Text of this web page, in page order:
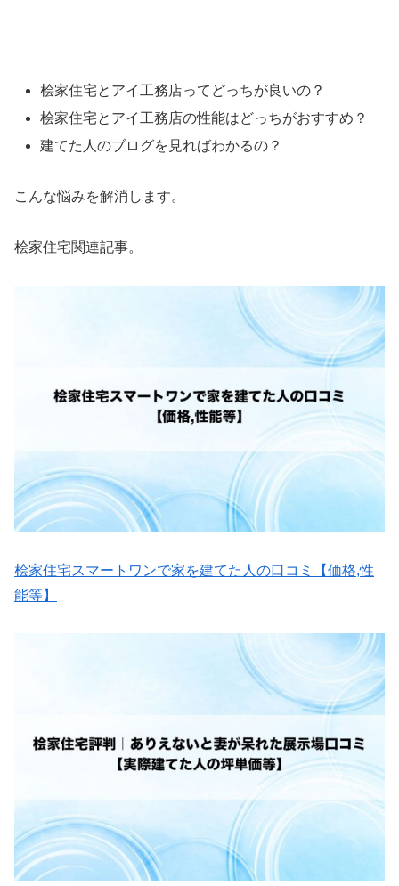
桧家住宅とアイ工務店ってどっちが良いの？
桧家住宅とアイ工務店の性能はどっちがおすすめ？
建てた人のブログを見ればわかるの？
こんな悩みを解消します。
桧家住宅関連記事。
桧家住宅スマートワンで家を建てた人の口コミ【価格,性
能等】